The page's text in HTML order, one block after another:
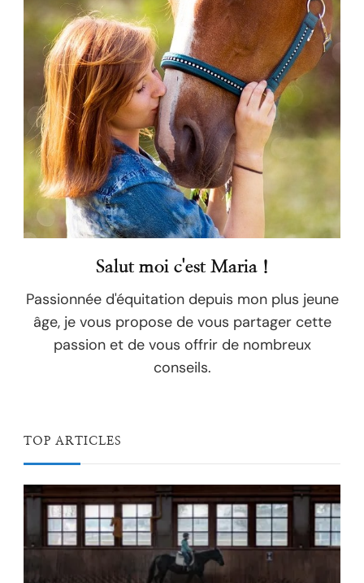
Salut moi c'est Maria !
Passionnée d'équitation depuis mon plus jeune
âge, je vous propose de vous partager cette
passion et de vous offrir de nombreux
conseils.
TOP ARTICLES